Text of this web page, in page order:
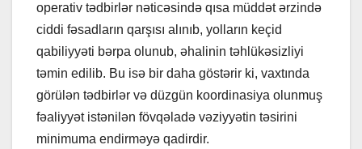
operativ tədbirlər nəticəsində qısa müddət ərzində
ciddi fəsadların qarşısı alınıb, yolların keçid
qabiliyyəti bərpa olunub, əhalinin təhlükəsizliyi
təmin edilib. Bu isə bir daha göstərir ki, vaxtında
görülən tədbirlər və düzgün koordinasiya olunmuş
fəaliyyət istənilən fövqəladə vəziyyətin təsirini
minimuma endirməyə qadirdir.